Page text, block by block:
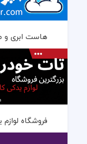
هاست ابری و
فروشگاه